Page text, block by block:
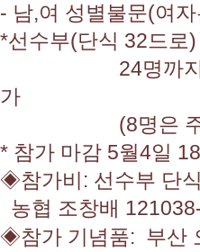
- 남,여 성별불문(여
*선수부(단식 32드로
24명까지는 대
가
(8명은 주최
* 참가 마감 5월4일
◈참가비: 선수부 단
농협 조창배
◈참가 기념품: 부산